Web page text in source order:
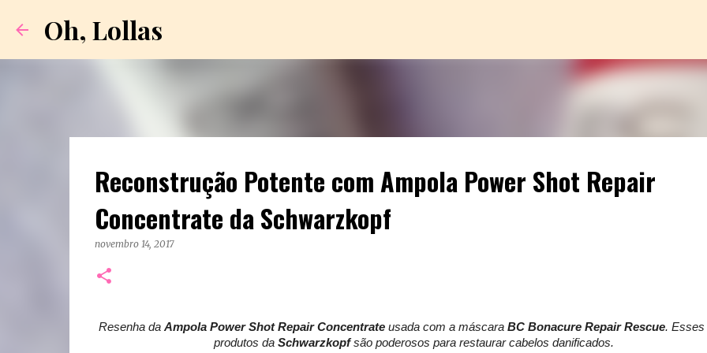
Oh, Lollas
Reconstrução Potente com Ampola Power Shot Repair
Concentrate da Schwarzkopf
novembro 14, 2017
Resenha da Ampola Power Shot Repair Concentrate usada com a máscara BC Bonacure Repair Rescue. Esses
produtos da Schwarzkopfsão poderosos para restaurar cabelos danificados.